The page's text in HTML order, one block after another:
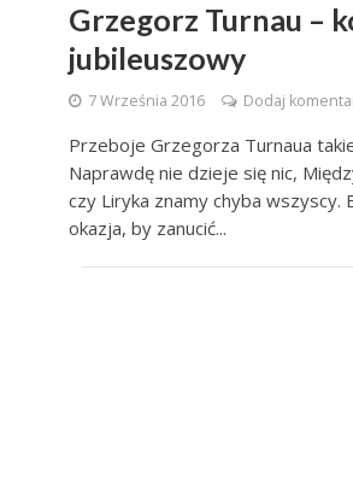
Grzegorz Turnau –
jubileuszowy
7 Września 2016 Dodaj
Przeboje Grzegorza Turnaua
Naprawdę nie dzieje się nic,
czy Liryka znamy chyba wszyscy.
okazja, by zanucić...